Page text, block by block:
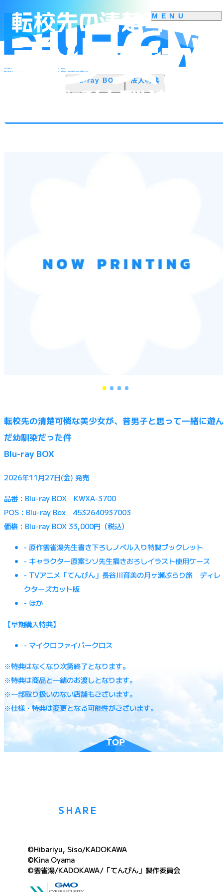
TENKOUSAKI NO SEISOKAREN NA BISYOUJO GA,
MUKASHI DANSHI TO OMOTTE ISSYO NI ASONDA OSANANAJIMI DATTA KEN
Blu-ray BOX 法人特典
転校先の清楚可憐な美少女が、昔男子と思って一緒に遊
だ幼馴染だった件
Blu-ray BOX
2026年11月27日(金) 発売
品番：Blu-ray BOX KWXA-3700
POS：Blu-ray Box 4532640937003
価格：Blu-ray BOX 33,000円（税込）
- 原作雲雀湯先生書き下ろしノベル入り特製ブックレット
- キャラクター原案シソ先生描きおろしイラスト使用ケース
- TVアニメ「てんびん」長谷川育美の月ヶ瀬ぶらり旅 ディレ
クターズカット版
- ほか
【早期購入特典】
- マイクロファイバークロス
※特典はなくなり次第終了となります。
※特典は商品と一緒のお渡しとなります。
※一部取り扱いのない店舗もございます。
※仕様・特典は変更となる可能性がございます。
TOP
SHARE
©Hibariyu, Siso/KADOKAWA
©Kina Oyama
©雲雀湯/KADOKAWA/「てんびん」製作委員会